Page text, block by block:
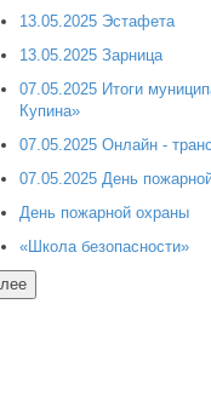
13.05.2025 Эстафета
13.05.2025 Зарница
07.05.2025 Итоги
Купина»
07.05.2025 Онлайн -
07.05.2025 День
День пожарной охраны
«Школа безопасности»